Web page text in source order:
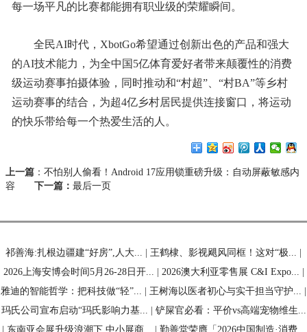
每一场平凡的比赛都能拥有职业级的荣耀瞬间。
全民AI时代，XbotGo希望通过创新出色的产品和强大
的AI技术能力，为全中国5亿体育爱好者带来颠覆性的消费
级运动赛事拍摄体验，同时推动和“村超”、“村BA”等乡村
运动赛事的结合，为超4亿乡村居民提供连接窗口，将运动
的快乐带给每一个热爱生活的人。
上一篇 ： 不怕别人偷看！Android 17应用锁重磅升级：自动屏蔽敏感内
容
下一篇： 最后一页
祁善海:扎根边疆建“好房”,人大... 王鹤棣、影视飓风同框！这对“极...
2026上海安博会时间5月26-28日开...
2026澳大利亚零售展 C&I Expo...
雅迪的智能哲学：把科技做“轻”...
王树海以医者初心与实干担当守护...
玛氏公司宣布启动“玛氏影响力基...
铲屎官必看：平价vs高端宠物维生...
东南亚会展升级浪潮下 中小展商... 勤善堂荣膺「2026中国制造·消费...